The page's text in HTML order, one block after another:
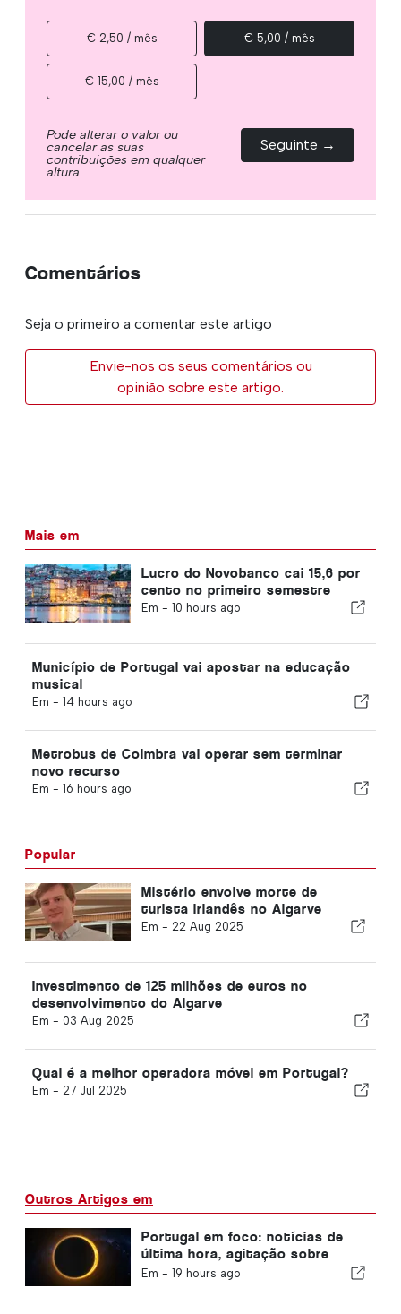
€ 2,50 / mês € 5,00 / mês
€ 15,00 / mês
Pode alterar o valor ou
cancelar as suas
contribuições em qualquer
altura.
Seguinte →
Comentários
Seja o primeiro a comentar este artigo
Envie-nos os seus comentários ou
opinião sobre este artigo.
Mais em
Lucro do Novobanco cai 15,6 por
cento no primeiro semestre
Em - 10 hours ago
Município de Portugal vai apostar na educação
musical
Em - 14 hours ago
Metrobus de Coimbra vai operar sem terminar
novo recurso
Em - 16 hours ago
Popular
Mistério envolve morte de
turista irlandês no Algarve
Em - 22 Aug 2025
Investimento de 125 milhões de euros no
desenvolvimento do Algarve
Em - 03 Aug 2025
Qual é a melhor operadora móvel em Portugal?
Em - 27 Jul 2025
Outros Artigos em
Portugal em foco: notícias de
última hora, agitação sobre
viagens e as principais notícias
Em - 19 hours ago